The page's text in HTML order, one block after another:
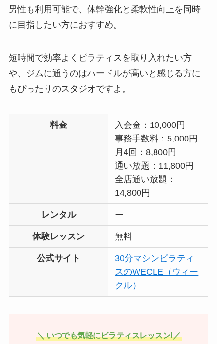
男性も利用可能で、体幹強化と柔軟性向上を同時
に目指したい方におすすめ。
短時間で効率よくピラティスを取り入れたい方
や、ジムに通うのはハードルが高いと感じる方に
もぴったりのスタジオですよ。
料金
入会金：10,000円
事務手数料：5,000円
月4回：8,800円
通い放題：11,800円
全店通い放題：
14,800円
レンタル ー
体験レッスン 無料
公式サイト
30分マシンピラティ
スのWECLE（ウィー
クル）
＼ いつでも気軽にピラティスレッスン!／